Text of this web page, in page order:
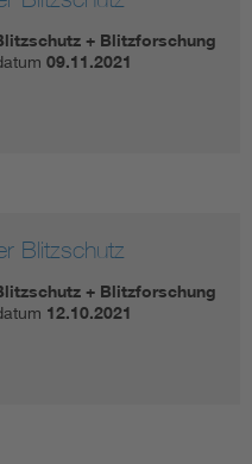
+ Blitzforschung
09.11.2021
Blitzschutz
+ Blitzforschung
12.10.2021